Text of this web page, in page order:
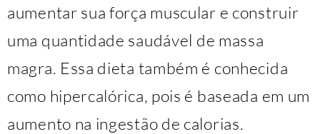
aumentar sua força muscular e construir
uma quantidade saudável de massa
magra. Essa dieta também é conhecida
como hipercalórica, pois é baseada em um
aumento na ingestão de calorias.